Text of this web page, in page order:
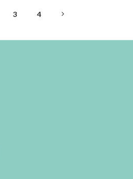
3 4